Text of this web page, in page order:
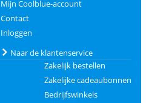
Mijn Coolblue-account
Contact
Inloggen
Naar de klantenservice
Zakelijk bestellen
Zakelijke cadeaubonnen
Bedrijfswinkels